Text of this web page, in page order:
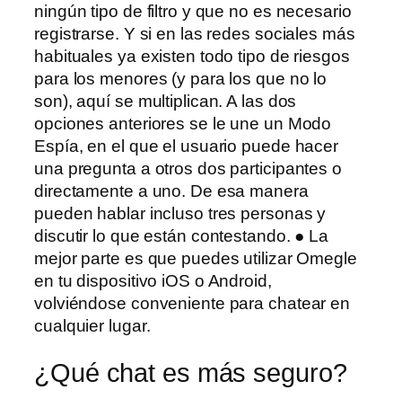
ningún tipo de filtro y que no es necesario
registrarse. Y si en las redes sociales más
habituales ya existen todo tipo de riesgos
para los menores (y para los que no lo
son), aquí se multiplican. A las dos
opciones anteriores se le une un Modo
Espía, en el que el usuario puede hacer
una pregunta a otros dos participantes o
directamente a uno. De esa manera
pueden hablar incluso tres personas y
discutir lo que están contestando. ● La
mejor parte es que puedes utilizar Omegle
en tu dispositivo iOS o Android,
volviéndose conveniente para chatear en
cualquier lugar.
¿Qué chat es más seguro?